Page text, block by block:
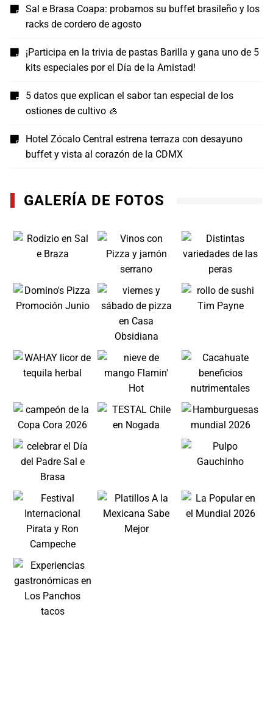
Sal e Brasa Coapa: probamos su buffet brasileño y los
racks de cordero de agosto
¡Participa en la trivia de pastas Barilla y gana uno de 5
kits especiales por el Día de la Amistad!
5 datos que explican el sabor tan especial de los
ostiones de cultivo 🦪
Hotel Zócalo Central estrena terraza con desayuno
buffet y vista al corazón de la CDMX
GALERÍA DE FOTOS